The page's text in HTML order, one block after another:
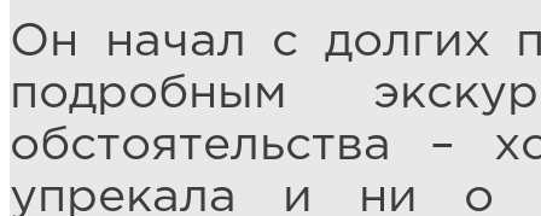
Он начал с долгих
подробным
обстоятельства
упрекала и ни о